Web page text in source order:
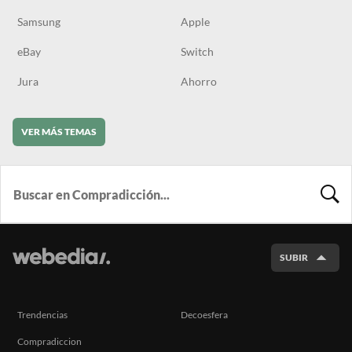
Samsung Apple
eBay Switch
Jura Ahorro
VER MÁS TEMAS
SUBIR
Trendencias Decoesfera
Compradiccion